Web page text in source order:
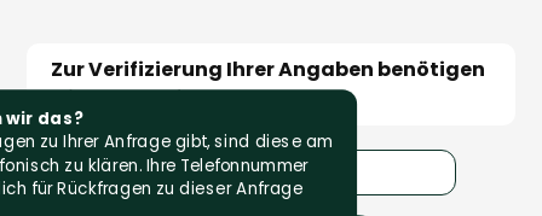
Zur Verifizierung Ihrer Angaben benötigen
wir Ihre Telefonnummer:
das?
zu Ihrer Anfrage gibt, sind diese am
zu klären. Ihre Telefonnummer
für Rückfragen zu dieser Anfrage